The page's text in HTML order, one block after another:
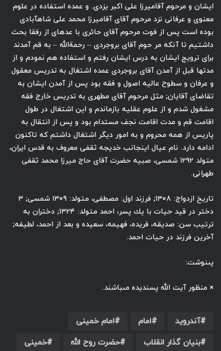
ايشان و مرحوم آقاميرزا على اكبر يزدى. و عمده استفاده در علوم
معنوى و عرفانى نزد مرحوم آقاى آقاميرزا محمد على شاه‏آبادى
بوده است پس از فوت مرحوم آقاى حائرى با عده‏اى از رفقا بحث
داشتيم تا آنكه مر حوم آقاى بروجردى – رحمة‏الله – به قم آمدند
براى ترويج ايشان به درس ايشان رفتم و استفاده هم نمودم و از
مدتها قبل از آمدن آقاى بروجردى عمده اشتغال به تدريس معقول
و عرفان و سطوح عاليه اصول و فقه بود پس از آمدن ايشان به
تقاضاى آقايان; مثل مرحوم آقاى مطهرى به تدريس خارج فقه
مشغول شدم و از علوم عقليه بازماندم و اين اشتغال در طول
اقامت قم و مدت اقامت نجف مستدام بود و پس از انتقال به
پاريس از همه محروم و به امور ديگر اشتغال داشتم كه تاكنون
ادامه دارد. نام عيال اينجانب خديجه ثقفى معروف به قدس ايران،
متولد ۱۲۹۲ شمسى، صبيه حضرت آقاى حاج ميرزا محمد ثقفى
طهرانى.
تاريخ ازدواج: ۱۳۰۸; فرزند اول: مصطفى، متولد: ۱۳۰۹ شمسى; ۳
دختر در قيد حيات با يك پسر، احمد متولد: ۱۳۲۴; دختران به
ترتيب سن: صديقه، فريده، فهيمه، سعيده و بعد از احمد، لطيفه;
آخرين فرزند در حيات احمد.
پى‏نوشت:
× منظور آيت الله پسنديده مى‏باشند.
آندروید امام
امام خمینی
بنیان گذار انقلاب
حضرت روح الله خمینی